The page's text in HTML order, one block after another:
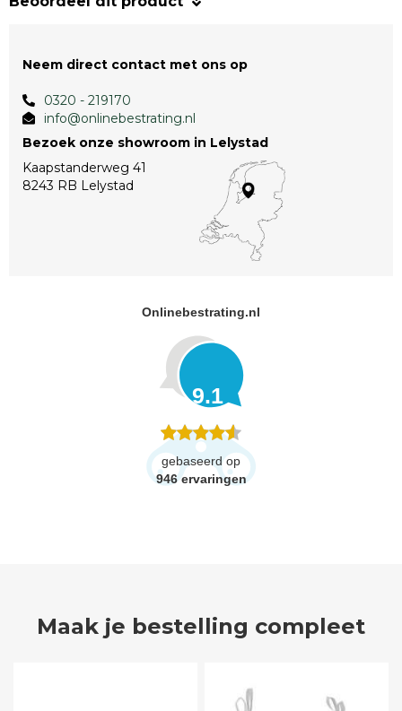
Neem direct contact met ons op
0320 - 219170
info@onlinebestrating.nl
Bezoek onze showroom in Lelystad
Kaapstanderweg 41
8243 RB Lelystad
Onlinebestrating.nl
9.1
gebaseerd op
946 ervaringen
Maak je bestelling compleet